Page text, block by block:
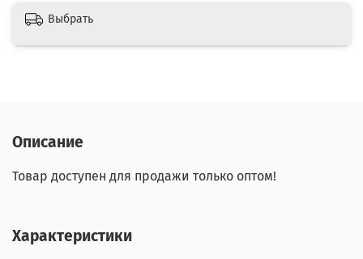
Выбрать
Описание
Товар доступен для продажи только оптом!
Характеристики